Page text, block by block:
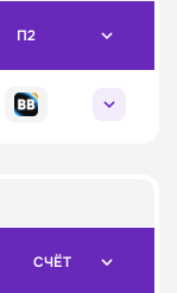
П2
СЧЁТ